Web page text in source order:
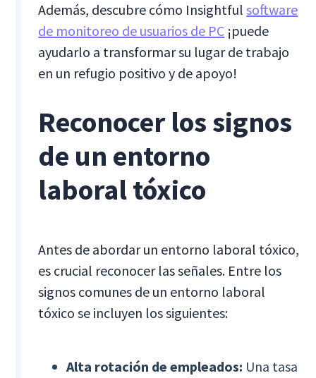
Además, descubre cómo Insightfulsoftware
de monitoreo de usuarios de PC ¡puede
ayudarlo a transformar su lugar de trabajo
en un refugio positivo y de apoyo!
Reconocer los signos
de un entorno
laboral tóxico
Antes de abordar un entorno laboral tóxico,
es crucial reconocer las señales. Entre los
signos comunes de un entorno laboral
tóxico se incluyen los siguientes:
Alta rotación de empleados: Una tasa